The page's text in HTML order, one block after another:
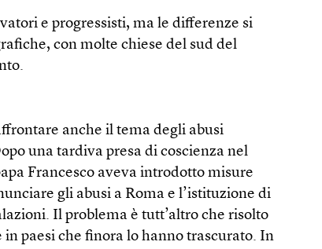
e progressisti, ma le differenze si
con molte chiese del sud del
anche il tema degli abusi
una tardiva presa di coscienza nel
Francesco aveva introdotto misure
gli abusi a Roma e l’istituzione di
Il problema è tutt’altro che risolto
paesi che finora lo hanno trascurato. In